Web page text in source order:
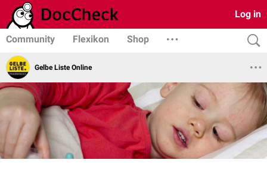
Log in
Community Flexikon Shop
Gelbe Liste Online